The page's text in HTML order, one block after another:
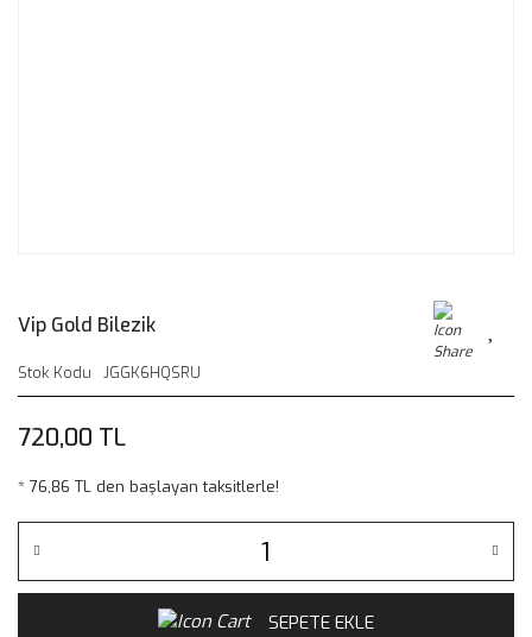
Vip Gold Bilezik
Stok Kodu JGGK6HQSRU
720,00 TL
* 76,86 TL den başlayan taksitlerle!
SEPETE EKLE